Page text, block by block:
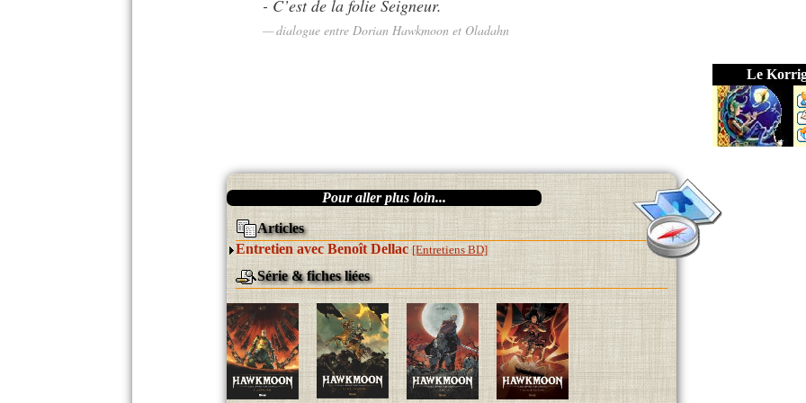
- C’est de la folie Seigneur.
dialogue entre Dorian Hawkmoon et Oladahn
Le
Pour aller plus loin...
Articles
Entretien avec Benoît Dellac [Entretiens BD]
Série & fiches liées